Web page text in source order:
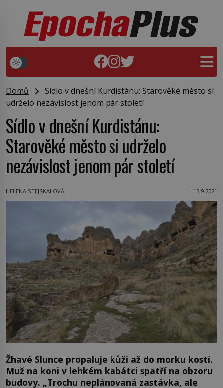
Domů
Sídlo v dnešní Kurdistánu: Starověké město si
udrželo nezávislost jenom pár století
Sídlo v dnešní Kurdistánu:
Starověké město si udrželo
nezávislost jenom pár století
HELENA STEJSKALOVÁ 15.9.2021
Žhavé Slunce propaluje kůži až do morku kostí.
Muž na koni v lehkém kabátci spatří na obzoru
budovy. „Trochu neplánovaná zastávka, ale